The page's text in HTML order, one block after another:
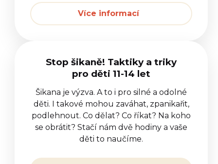
Více informací
Stop šikaně! Taktiky a triky
pro děti 11-14 let
Šikana je výzva. A to i pro silné a odolné
děti. I takové mohou zaváhat, zpanikařit,
podlehnout. Co dělat? Co říkat? Na koho
se obrátit? Stačí nám dvě hodiny a vaše
děti to naučíme.